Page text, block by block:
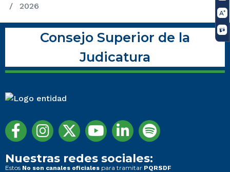
2026
Consejo Superior de la
Judicatura
Nuestras redes sociales:
Estos No son canales oficiales para tramitar PQRSDF